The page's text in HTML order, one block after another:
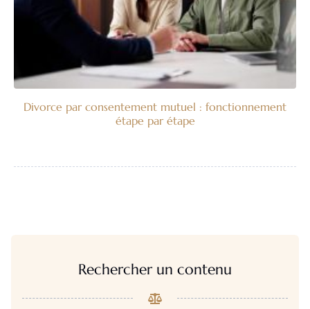
Divorce par consentement mutuel : fonctionnement
étape par étape
Rechercher un contenu